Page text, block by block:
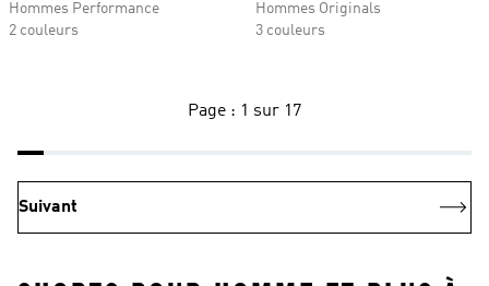
Hommes Performance
2 couleurs
Hommes Originals
3 couleurs
Page : 1 sur 17
Suivant